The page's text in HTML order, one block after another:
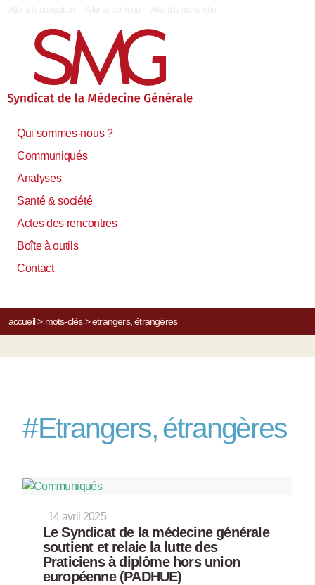
Qui sommes-nous ?
Communiqués
Analyses
Santé & société
Actes des rencontres
Boîte à outils
Contact
accueil> mots-clés> etrangers, étrangères
#Etrangers, étrangères
14 avril 2025
Le Syndicat de la médecine générale
soutient et relaie la lutte des
Praticiens à diplôme hors union
européenne (PADHUE)